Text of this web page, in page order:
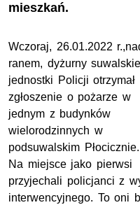
mieszkań.
Wczoraj, 26.01.2022
ranem, dyżurny
jednostki Policji otrzymał
zgłoszenie o pożarze w
jednym z budynków
wielorodzinnych w
podsuwalskim Płocicznie.
Na miejsce jako pierwsi
przyjechali policjanci z
interwencyjnego. To oni